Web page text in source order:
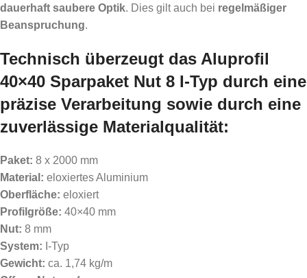
dauerhaft saubere Optik. Dies gilt auch bei regelmäßiger
Beanspruchung.
Technisch überzeugt das Aluprofil
40×40 Sparpaket Nut 8 I-Typ durch eine
präzise Verarbeitung sowie durch eine
zuverlässige Materialqualität:
Paket: 8 x 2000 mm
Material: eloxiertes Aluminium
Oberfläche: eloxiert
Profilgröße: 40×40 mm
Nut: 8 mm
System: I-Typ
Gewicht: ca. 1,74 kg/m